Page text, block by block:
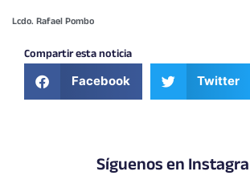
Lcdo. Rafael Pombo
Compartir esta noticia
Facebook Twitter
Síguenos en